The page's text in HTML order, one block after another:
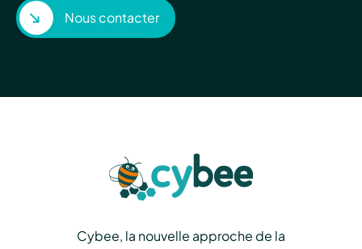
Nous contacter
Cybee, la nouvelle approche de la